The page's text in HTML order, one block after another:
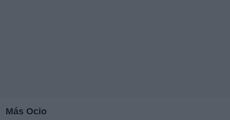
Más Ocio